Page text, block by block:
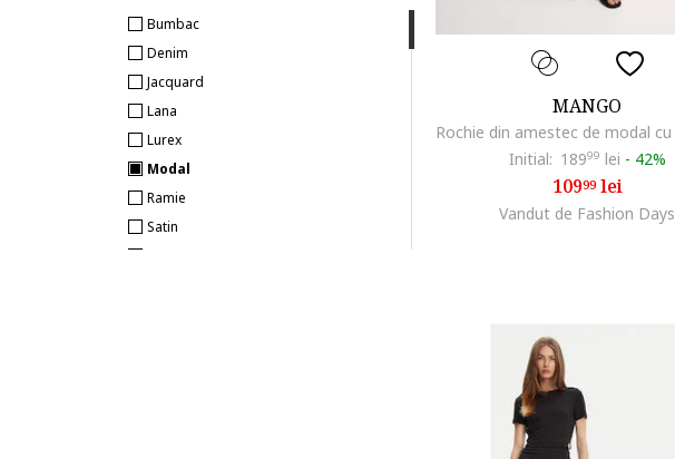
MANGO
Initial: 18999 lei - 42%
10999lei
Vandut de Fashion Days
Bumbac
Denim
Jacquard
Lana
Lurex
Modal
Ramie
Satin